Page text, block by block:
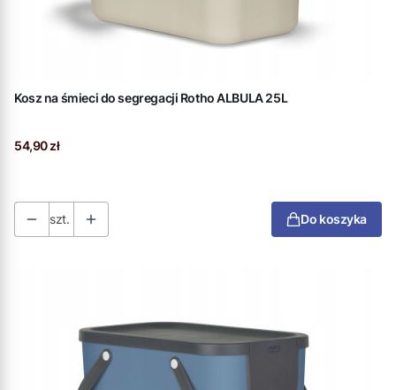
Kosz na śmieci do segregacji Rotho ALBULA 25L
Cena
54,90 zł
szt. Do koszyka